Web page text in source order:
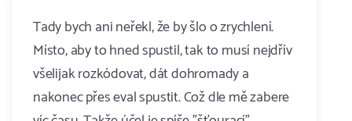
Tady bych ani neřekl, že by šlo o zrychlení.
Místo, aby to hned spustil, tak to musí nejdřív
všelijak rozkódovat, dát dohromady a
nakonec přes eval spustit. Což dle mě zabere